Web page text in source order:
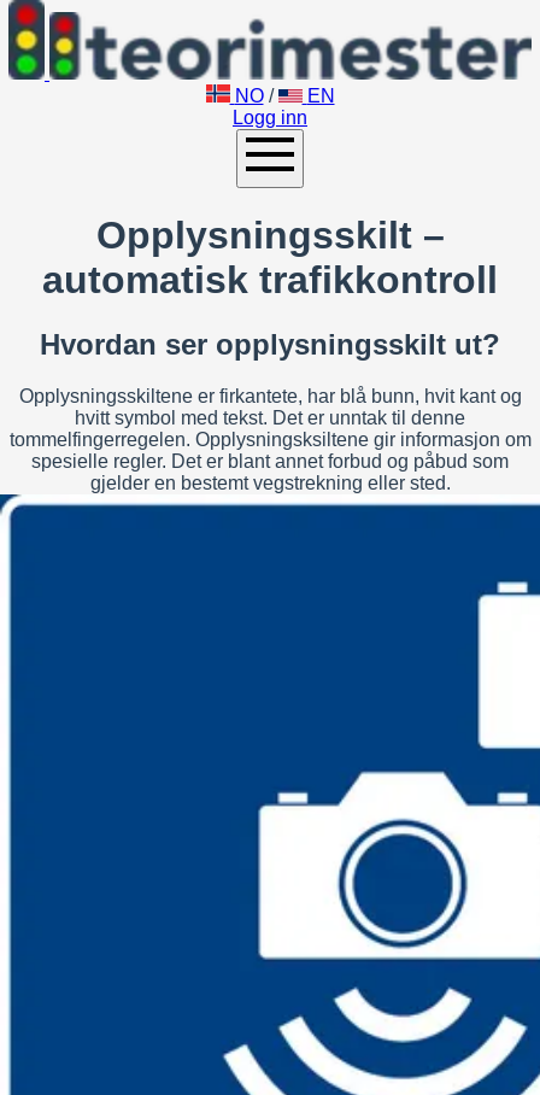
NO /
EN
Logg inn
Opplysningsskilt –
automatisk trafikkontroll
Hvordan ser opplysningsskilt ut?
Opplysningsskiltene er firkantete, har blå bunn, hvit kant og
hvitt symbol med tekst. Det er unntak til denne
tommelfingerregelen. Opplysningsksiltene gir informasjon om
spesielle regler. Det er blant annet forbud og påbud som
gjelder en bestemt vegstrekning eller sted.